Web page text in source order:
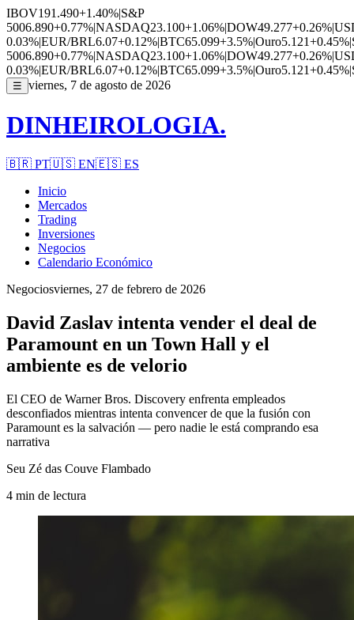
IBOV191.490+1.40%|S&P
5006.890+0.77%|NASDAQ23.100+1.06%|DOW49.277+0.26%|
0.03%|EUR/BRL6.07+0.12%|BTC65.099+3.5%|Ouro5.121+0.45%|
5006.890+0.77%|NASDAQ23.100+1.06%|DOW49.277+0.26%|
0.03%|EUR/BRL6.07+0.12%|BTC65.099+3.5%|Ouro5.121+0.45%|
☰ viernes, 7 de agosto de 2026
DINHEIROLOGIA.
🇧🇷 PT🇺🇸 EN🇪🇸 ES
Inicio
Mercados
Trading
Inversiones
Negocios
Calendario Económico
Negociosviernes, 27 de febrero de 2026
David Zaslav intenta vender el deal de
Paramount en un Town Hall y el
ambiente es de velorio
El CEO de Warner Bros. Discovery enfrenta empleados
desconfiados mientras intenta convencer de que la fusión con
Paramount es la salvación — pero nadie le está comprando esa
narrativa
Seu Zé das Couve Flambado
4 min de lectura